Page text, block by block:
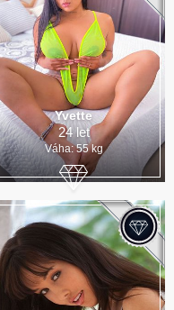
Yvette
24 let
Váha: 55 kg